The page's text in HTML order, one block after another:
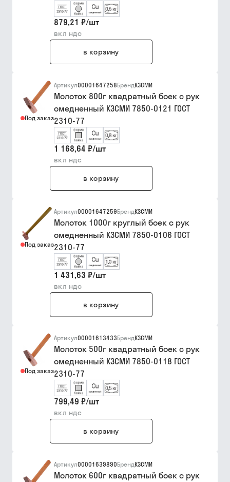
879,21 ₽/шт
вкл ндс
в корзину
Под заказ
Артикул00001647258БрендКЗСМИ
Молоток 800г квадратный боек с рук
омедненный КЗСМИ 7850-0121 ГОСТ
2310-77
1 168,64 ₽/шт
вкл ндс
в корзину
Под заказ
Артикул00001647259БрендКЗСМИ
Молоток 1000г круглый боек с рук
омедненный КЗСМИ 7850-0106 ГОСТ
2310-77
1 431,63 ₽/шт
вкл ндс
в корзину
Под заказ
Артикул00001613433БрендКЗСМИ
Молоток 500г квадратный боек с рук
омедненный КЗСМИ 7850-0118 ГОСТ
2310-77
799,49 ₽/шт
вкл ндс
в корзину
Артикул00001639890БрендКЗСМИ
Молоток 600г квадратный боек с рук